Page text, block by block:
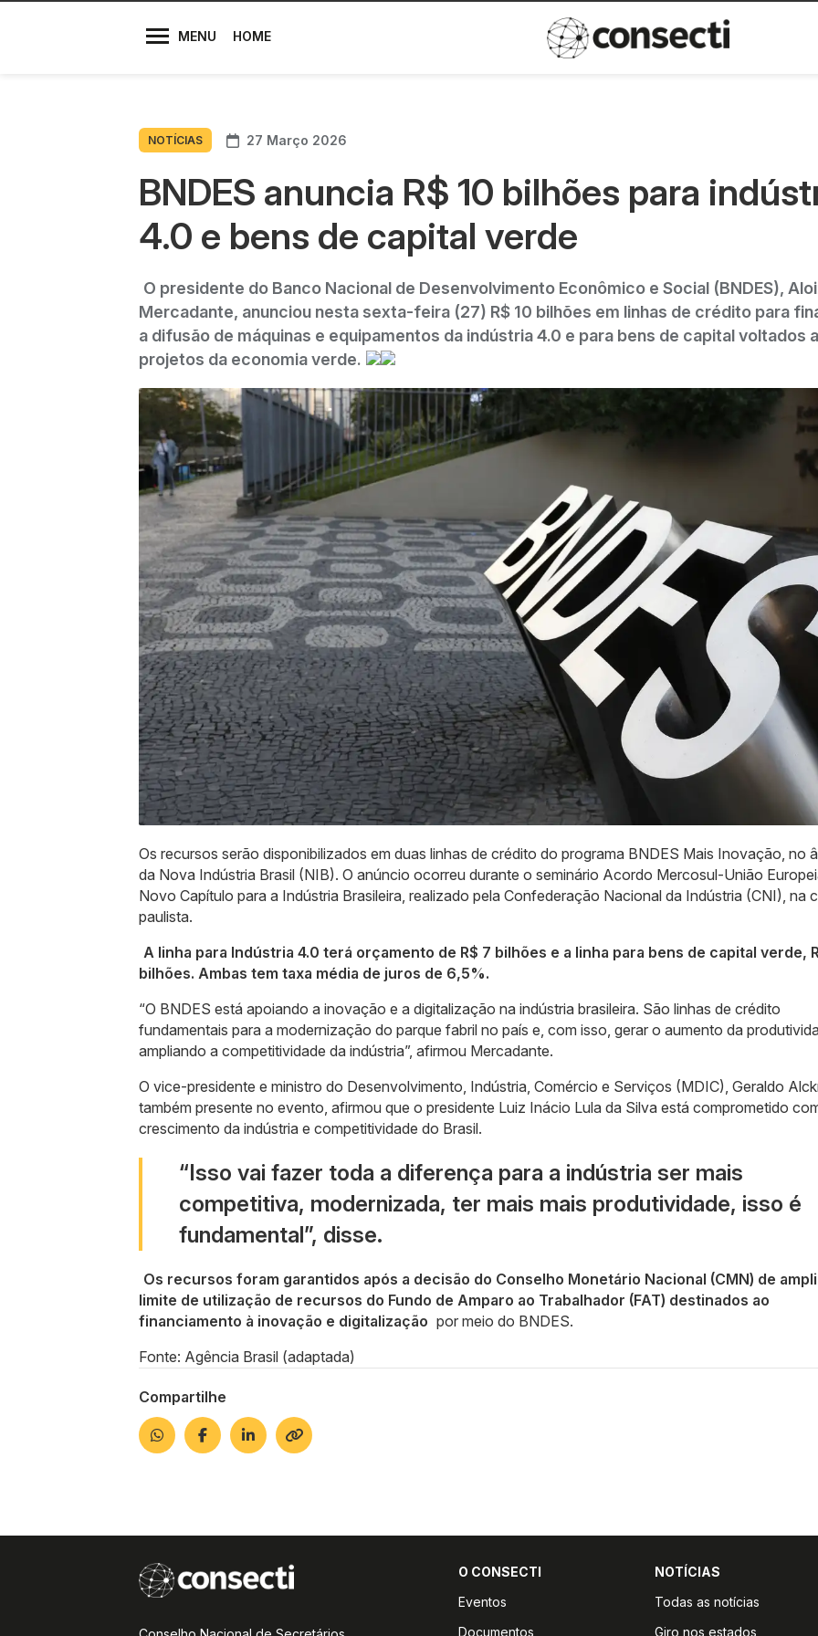
MENU HOME
Diretores
Política de
NOTÍCIAS 27 Março 2026
BNDES anuncia R$ 10 bilhões para
4.0 e bens de capital verde
O presidente do Banco Nacional de Desenvolvimento Econômico e Social (BNDES),
Mercadante, anunciou nesta sexta-feira (27) R$ 10 bilhões em linhas de crédito para
a difusão de máquinas e equipamentos da indústria 4.0 e para bens de capital voltados a
projetos da economia verde.
Os recursos serão disponibilizados em duas linhas de crédito do programa BNDES Mais Inovação, no
da Nova Indústria Brasil (NIB). O anúncio ocorreu durante o seminário Acordo Mercosul-União
Novo Capítulo para a Indústria Brasileira, realizado pela Confederação Nacional da Indústria (CNI), na
paulista.
A linha para Indústria 4.0 terá orçamento de R$ 7 bilhões e a linha para bens de capital verde,
bilhões. Ambas tem taxa média de juros de 6,5%.
“O BNDES está apoiando a inovação e a digitalização na indústria brasileira. São linhas de crédito
fundamentais para a modernização do parque fabril no país e, com isso, gerar o aumento da
ampliando a competitividade da indústria”, afirmou Mercadante.
O vice-presidente e ministro do Desenvolvimento, Indústria, Comércio e Serviços (MDIC), Geraldo
também presente no evento, afirmou que o presidente Luiz Inácio Lula da Silva está comprometido
crescimento da indústria e competitividade do Brasil.
“Isso vai fazer toda a diferença para a indústria ser mais
competitiva, modernizada, ter mais mais produtividade, isso é
fundamental”, disse.
Os recursos foram garantidos após a decisão do Conselho Monetário Nacional (CMN) de
limite de utilização de recursos do Fundo de Amparo ao Trabalhador (FAT) destinados ao
financiamento à inovação e digitalização por meio do BNDES.
Fonte: Agência Brasil (adaptada)
Compartilhe
O CONSECTI
Eventos
Documentos
NOTÍCIAS
Todas as notícias
Giro nos estados